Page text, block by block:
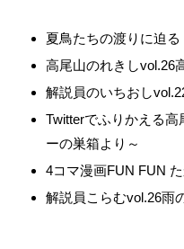
夏鳥たちの渡りに迫る
高尾山のれきしvol.26
解説員のいちおし
Twitterでふりかえる
ーの巣箱より～
4コマ漫画FUN FUN
解説員こらむvol.26雨